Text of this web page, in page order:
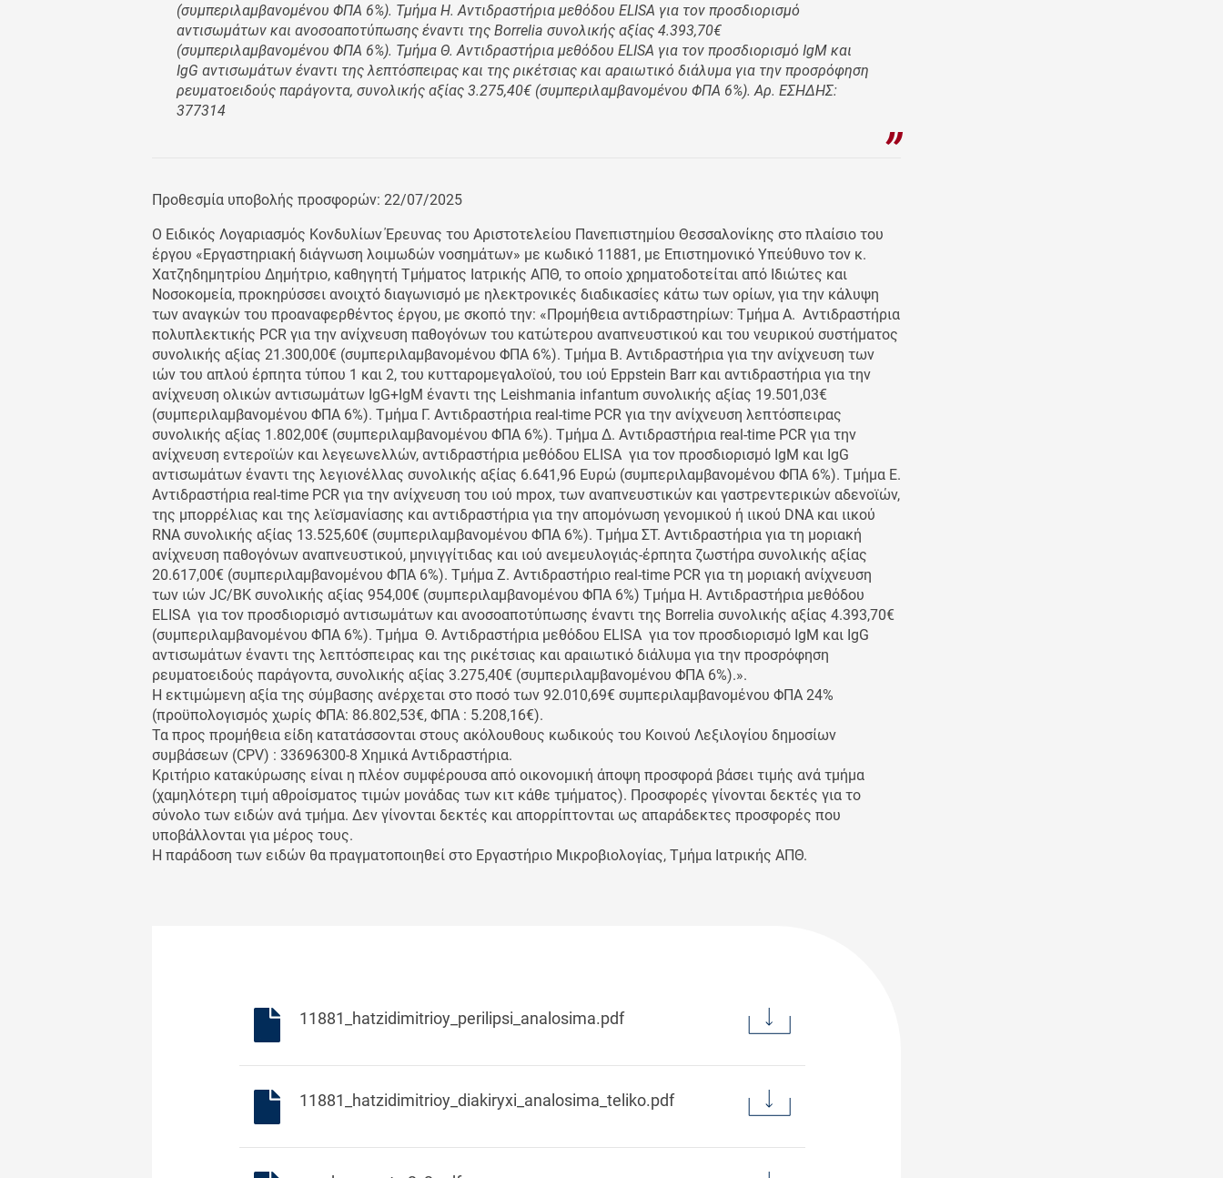
(συμπεριλαμβανομένου ΦΠΑ 6%). Τμήμα Η. Αντιδραστήρια μεθόδου ELISA για τον προσδιορισμό
αντισωμάτων και ανοσοαποτύπωσης έναντι της Borrelia συνολικής αξίας 4.393,70€
(συμπεριλαμβανομένου ΦΠΑ 6%). Τμήμα Θ. Αντιδραστήρια μεθόδου ELISA για τον προσδιορισμό IgM και
IgG αντισωμάτων έναντι της λεπτόσπειρας και της ρικέτσιας και αραιωτικό διάλυμα για την προσρόφηση
ρευματοειδούς παράγοντα, συνολικής αξίας 3.275,40€ (συμπεριλαμβανομένου ΦΠΑ 6%). Αρ. ΕΣΗΔΗΣ:
377314
Προθεσμία υποβολής προσφορών: 22/07/2025
Ο Ειδικός Λογαριασμός Κονδυλίων Έρευνας του Αριστοτελείου Πανεπιστημίου Θεσσαλονίκης στo πλαίσιο του
έργου «Εργαστηριακή διάγνωση λοιμωδών νοσημάτων» με κωδικό 11881, με Επιστημονικό Υπεύθυνο τον κ.
Χατζηδημητρίου Δημήτριο, καθηγητή Τμήματος Ιατρικής ΑΠΘ, το οποίο χρηματοδοτείται από Ιδιώτες και
Νοσοκομεία, προκηρύσσει ανοιχτό διαγωνισμό με ηλεκτρονικές διαδικασίες κάτω των ορίων, για την κάλυψη
των αναγκών του προαναφερθέντος έργου, με σκοπό την: «Προμήθεια αντιδραστηρίων: Τμήμα Α. Αντιδραστήρια
πολυπλεκτικής PCR για την ανίχνευση παθογόνων του κατώτερου αναπνευστικού και του νευρικού συστήματος
συνολικής αξίας 21.300,00€ (συμπεριλαμβανομένου ΦΠΑ 6%). Τμήμα Β. Αντιδραστήρια για την ανίχνευση των
ιών του απλού έρπητα τύπου 1 και 2, του κυτταρομεγαλοϊού, του ιού Eppstein Barr και αντιδραστήρια για την
ανίχνευση ολικών αντισωμάτων IgG+IgM έναντι της Leishmania infantum συνολικής αξίας 19.501,03€
(συμπεριλαμβανομένου ΦΠΑ 6%). Τμήμα Γ. Αντιδραστήρια real-time PCR για την ανίχνευση λεπτόσπειρας
συνολικής αξίας 1.802,00€ (συμπεριλαμβανομένου ΦΠΑ 6%). Τμήμα Δ. Αντιδραστήρια real-time PCR για την
ανίχνευση εντεροϊών και λεγεωνελλών, αντιδραστήρια μεθόδου ELISA για τον προσδιορισμό IgM και IgG
αντισωμάτων έναντι της λεγιονέλλας συνολικής αξίας 6.641,96 Ευρώ (συμπεριλαμβανομένου ΦΠΑ 6%). Τμήμα E.
Αντιδραστήρια real-time PCR για την ανίχνευση του ιού mpox, των αναπνευστικών και γαστρεντερικών αδενοϊών,
της μπορρέλιας και της λεϊσμανίασης και αντιδραστήρια για την απομόνωση γενομικού ή ιικού DNA και ιικού
RNA συνολικής αξίας 13.525,60€ (συμπεριλαμβανομένου ΦΠΑ 6%). Τμήμα ΣΤ. Αντιδραστήρια για τη μοριακή
ανίχνευση παθογόνων αναπνευστικού, μηνιγγίτιδας και ιού ανεμευλογιάς-έρπητα ζωστήρα συνολικής αξίας
20.617,00€ (συμπεριλαμβανομένου ΦΠΑ 6%). Τμήμα Ζ. Αντιδραστήριο real-time PCR για τη μοριακή ανίχνευση
των ιών JC/BK συνολικής αξίας 954,00€ (συμπεριλαμβανομένου ΦΠΑ 6%) Τμήμα Η. Αντιδραστήρια μεθόδου
ELISA για τον προσδιορισμό αντισωμάτων και ανοσοαποτύπωσης έναντι της Borrelia συνολικής αξίας 4.393,70€
(συμπεριλαμβανομένου ΦΠΑ 6%). Τμήμα Θ. Αντιδραστήρια μεθόδου ELISA για τον προσδιορισμό IgM και IgG
αντισωμάτων έναντι της λεπτόσπειρας και της ρικέτσιας και αραιωτικό διάλυμα για την προσρόφηση
ρευματοειδούς παράγοντα, συνολικής αξίας 3.275,40€ (συμπεριλαμβανομένου ΦΠΑ 6%).».
Η εκτιμώμενη αξία της σύμβασης ανέρχεται στο ποσό των 92.010,69€ συμπεριλαμβανομένου ΦΠΑ 24%
(προϋπολογισμός χωρίς ΦΠΑ: 86.802,53€, ΦΠΑ : 5.208,16€).
Τα προς προμήθεια είδη κατατάσσονται στους ακόλουθους κωδικούς του Κοινού Λεξιλογίου δημοσίων
συμβάσεων (CPV) : 33696300-8 Χημικά Αντιδραστήρια.
Κριτήριο κατακύρωσης είναι η πλέον συμφέρουσα από οικονομική άποψη προσφορά βάσει τιμής ανά τμήμα
(χαμηλότερη τιμή αθροίσματος τιμών μονάδας των κιτ κάθε τμήματος). Προσφορές γίνονται δεκτές για το
σύνολο των ειδών ανά τμήμα. Δεν γίνονται δεκτές και απορρίπτονται ως απαράδεκτες προσφορές που
υποβάλλονται για μέρος τους.
Η παράδοση των ειδών θα πραγματοποιηθεί στο Εργαστήριο Μικροβιολογίας, Τμήμα Ιατρικής ΑΠΘ.
11881_hatzidimitrioy_perilipsi_analosima.pdf
11881_hatzidimitrioy_diakiryxi_analosima_teliko.pdf